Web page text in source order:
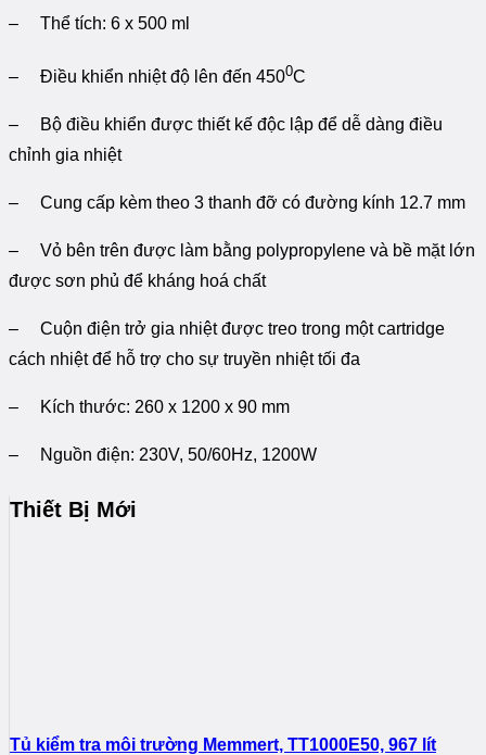
– Thể tích: 6 x 500 ml
– Điều khiển nhiệt độ lên đến 4500C
– Bộ điều khiển được thiết kế độc lập để dễ dàng điều
chỉnh gia nhiệt
– Cung cấp kèm theo 3 thanh đỡ có đường kính 12.7 mm
– Vỏ bên trên được làm bằng polypropylene và bề mặt lớn
được sơn phủ để kháng hoá chất
– Cuộn điện trở gia nhiệt được treo trong một cartridge
cách nhiệt để hỗ trợ cho sự truyền nhiệt tối đa
– Kích thước: 260 x 1200 x 90 mm
– Nguồn điện: 230V, 50/60Hz, 1200W
Thiết Bị Mới
Tủ kiểm tra môi trường Memmert, TT1000E50, 967 lít